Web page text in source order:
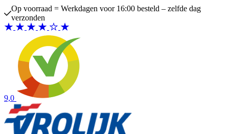
Ga naar de inhoud
Op voorraad = Werkdagen voor 16:00 besteld – zelfde dag
verzonden
9,0